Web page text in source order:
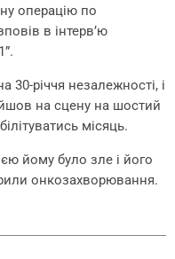
операцію по
в інтерв’ю
30-річчя незалежності, і
на сцену на шостий
місяць.
йому було зле і його
онкозахворювання.